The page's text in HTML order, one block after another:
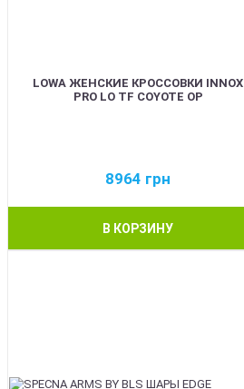
LOWA ЖЕНСКИЕ КРОССОВКИ INNOX
PRO LO TF COYOTE OP
8964 грн
В КОРЗИНУ